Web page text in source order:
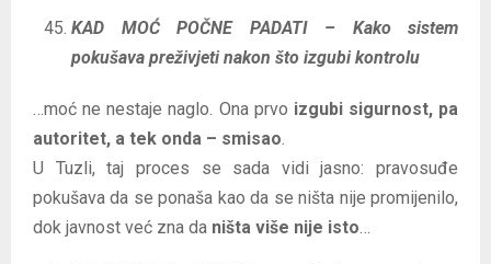
KAD MOĆ POČNE PADATI – Kako sistem
pokušava preživjeti nakon što izgubi kontrolu
…moć ne nestaje naglo. Ona prvo izgubi sigurnost, pa
autoritet, a tek onda – smisao
U Tuzli, taj proces se sada vidi jasno: pravosuđe
pokušava da se ponaša kao da se ništa nije promijenilo,
dok javnost već zna da ništa više nije isto